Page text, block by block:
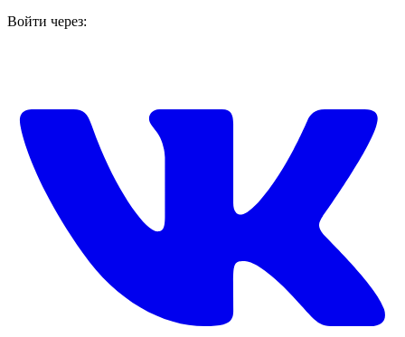
Войти через: